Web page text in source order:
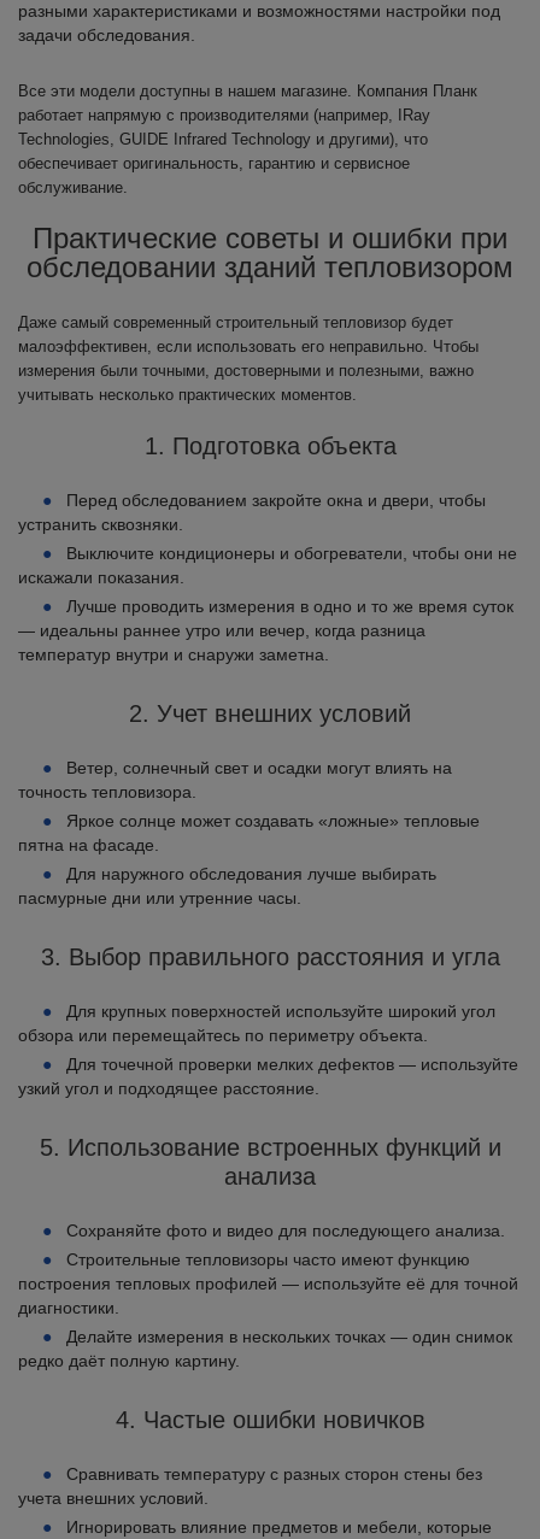
разными характеристиками и возможностями настройки под
задачи обследования.
Все эти модели доступны в нашем магазине. Компания Планк
работает напрямую с производителями (например, IRay
Technologies, GUIDE Infrared Technology и другими), что
обеспечивает оригинальность, гарантию и сервисное
обслуживание.
Практические советы и ошибки при
обследовании зданий тепловизором
Даже самый современный строительный тепловизор будет
малоэффективен, если использовать его неправильно. Чтобы
измерения были точными, достоверными и полезными, важно
учитывать несколько практических моментов.
1. Подготовка объекта
Перед обследованием закройте окна и двери, чтобы
устранить сквозняки.
Выключите кондиционеры и обогреватели, чтобы они не
искажали показания.
Лучше проводить измерения в одно и то же время суток
— идеальны раннее утро или вечер, когда разница
температур внутри и снаружи заметна.
2. Учет внешних условий
Ветер, солнечный свет и осадки могут влиять на
точность тепловизора.
Яркое солнце может создавать «ложные» тепловые
пятна на фасаде.
Для наружного обследования лучше выбирать
пасмурные дни или утренние часы.
3. Выбор правильного расстояния и угла
Для крупных поверхностей используйте широкий угол
обзора или перемещайтесь по периметру объекта.
Для точечной проверки мелких дефектов — используйте
узкий угол и подходящее расстояние.
5. Использование встроенных функций и
анализа
Сохраняйте фото и видео для последующего анализа.
Строительные тепловизоры часто имеют функцию
построения тепловых профилей — используйте её для точной
диагностики.
Делайте измерения в нескольких точках — один снимок
редко даёт полную картину.
4. Частые ошибки новичков
Сравнивать температуру с разных сторон стены без
учета внешних условий.
Игнорировать влияние предметов и мебели, которые